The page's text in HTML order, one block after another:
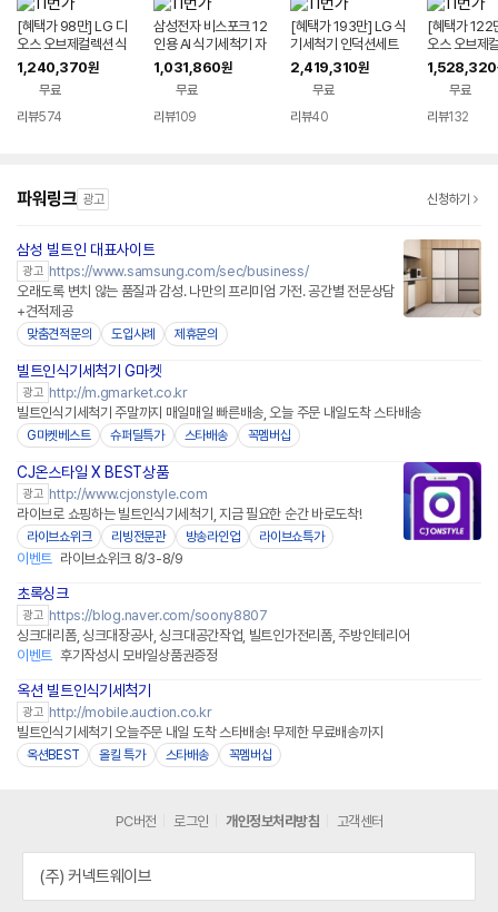
[혜택가 98만] LG 디
오스 오브제컬렉션 식
기세척기 DUE5BGL1
E 1등급 14인용
1,240,370원
무료
리뷰574
삼성전자 비스포크 12
인용 AI 식기세척기 자
동맞춤세척 에너지1등
급
1,031,860원
무료
리뷰109
[혜택가 193만] LG 식
기세척기 인덕션세트
(DUE6BGL1E + BEI
3QKHLOE / 6BG1E
-QKHE)
2,419,310원
무료
리뷰40
[혜택가 122
오스 오브제
기세척기
E 1등급 14
1,528,320
무료
리뷰132
파워링크 광고 신청하기
삼성 빌트인 대표사이트
광고 https://www.samsung.com/sec/business/
오래도록 변치 않는 품질과 감성. 나만의 프리미엄 가전. 공간별 전문상담
+견적제공
맞춤견적문의 도입사례 제휴문의
빌트인식기세척기 G마켓
광고 http://m.gmarket.co.kr
빌트인식기세척기 주말까지 매일매일 빠른배송, 오늘 주문 내일도착 스타배송
G마켓베스트 슈퍼딜특가 스타배송 꼭멤버십
CJ온스타일 X BEST상품
광고 http://www.cjonstyle.com
라이브로 쇼핑하는 빌트인식기세척기, 지금 필요한 순간 바로도착!
라이브쇼위크 리빙전문관 방송라인업 라이브쇼특가
이벤트 라이브쇼위크 8/3-8/9
초록싱크
광고 https://blog.naver.com/soony8807
싱크대리폼, 싱크대장공사, 싱크대공간작업, 빌트인가전리폼, 주방인테리어
이벤트 후기작성시 모바일상품권증정
옥션 빌트인식기세척기
광고 http://mobile.auction.co.kr
빌트인식기세척기 오늘주문 내일 도착 스타배송! 무제한 무료배송까지
옥션BEST 올킬 특가 스타배송 꼭멤버십
PC버전 로그인 개인정보처리방침 고객센터
(주) 커넥트웨이브